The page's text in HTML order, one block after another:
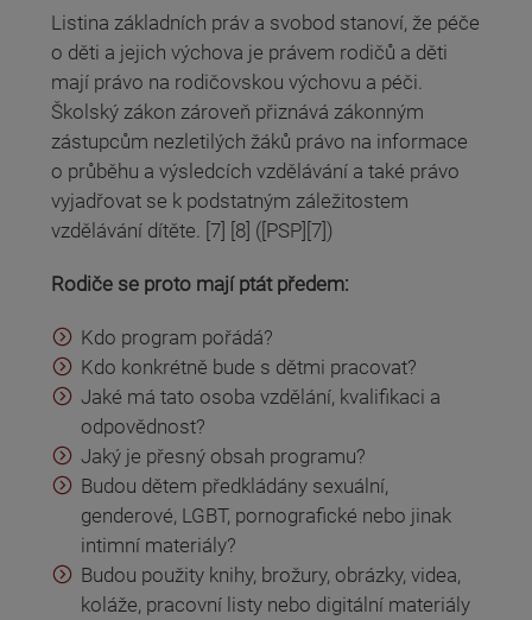
Listina základních práv a svobod stanoví, že péče
o děti a jejich výchova je právem rodičů a děti
mají právo na rodičovskou výchovu a péči.
Školský zákon zároveň přiznává zákonným
zástupcům nezletilých žáků právo na informace
o průběhu a výsledcích vzdělávání a také právo
vyjadřovat se k podstatným záležitostem
vzdělávání dítěte. [7] [8] ([PSP][7])
Rodiče se proto mají ptát předem:
Kdo program pořádá?
Kdo konkrétně bude s dětmi pracovat?
Jaké má tato osoba vzdělání, kvalifikaci a
odpovědnost?
Jaký je přesný obsah programu?
Budou dětem předkládány sexuální,
genderové, LGBT, pornografické nebo jinak
intimní materiály?
Budou použity knihy, brožury, obrázky, videa,
koláže, pracovní listy nebo digitální materiály